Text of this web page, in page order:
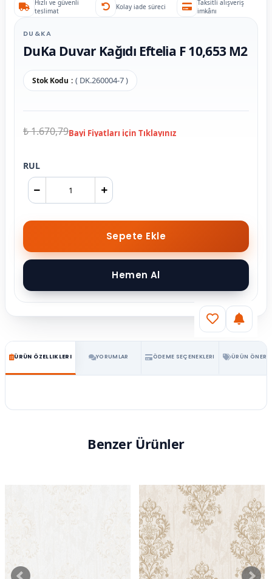
Hızlı ve güvenli
teslimat
Kolay iade süreci
Taksitli alışveriş
imkânı
DU&KA
DuKa Duvar Kağıdı Eftelia F 10,653 M2
Stok Kodu ( DK.260004-7 )
₺ 1.670,79
RUL
ÜRÜN ÖZELLIKLERI YORUMLAR ÖDEME SEÇENEKLERI ÜRÜN
Benzer Ürünler